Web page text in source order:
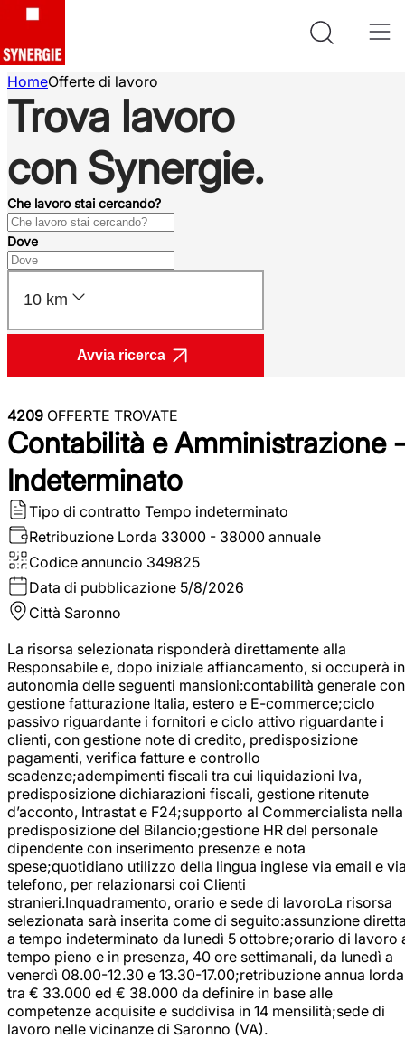
HomeOfferte di lavoro
Trova lavoro
con Synergie.
Che lavoro stai cercando?
Dove
10 km
Avvia ricerca
4209 OFFERTE TROVATE
Contabilità e Amministrazione -
Indeterminato
Tipo di contratto Tempo indeterminato
Retribuzione Lorda 33000 - 38000 annuale
Codice annuncio 349825
Data di pubblicazione 5/8/2026
Città Saronno
La risorsa selezionata risponderà direttamente alla
Responsabile e, dopo iniziale affiancamento, si occuperà in
autonomia delle seguenti mansioni:contabilità generale con
gestione fatturazione Italia, estero e E-commerce;ciclo
passivo riguardante i fornitori e ciclo attivo riguardante i
clienti, con gestione note di credito, predisposizione
pagamenti, verifica fatture e controllo
scadenze;adempimenti fiscali tra cui liquidazioni Iva,
predisposizione dichiarazioni fiscali, gestione ritenute
d’acconto, Intrastat e F24;supporto al Commercialista nella
predisposizione del Bilancio;gestione HR del personale
dipendente con inserimento presenze e nota
spese;quotidiano utilizzo della lingua inglese via email e
telefono, per relazionarsi coi Clienti
stranieri.Inquadramento, orario e sede di lavoroLa risorsa
selezionata sarà inserita come di seguito:assunzione
a tempo indeterminato da lunedì 5 ottobre;orario di lavoro
tempo pieno e in presenza, 40 ore settimanali, da lunedì a
venerdì 08.00-12.30 e 13.30-17.00;retribuzione annua lorda
tra € 33.000 ed € 38.000 da definire in base alle
competenze acquisite e suddivisa in 14 mensilità;sede di
lavoro nelle vicinanze di Saronno (VA).